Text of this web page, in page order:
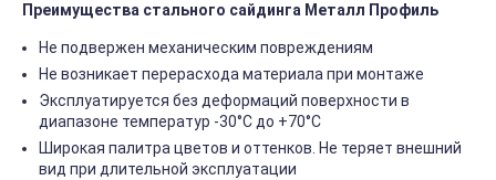
Преимущества стального сайдинга Металл Профиль
Не подвержен механическим повреждениям
Не возникает перерасхода материала при монтаже
Эксплуатируется без деформаций поверхности в
диапазоне температур -30°C до +70°C
Широкая палитра цветов и оттенков. Не теряет внешний
вид при длительной эксплуатации